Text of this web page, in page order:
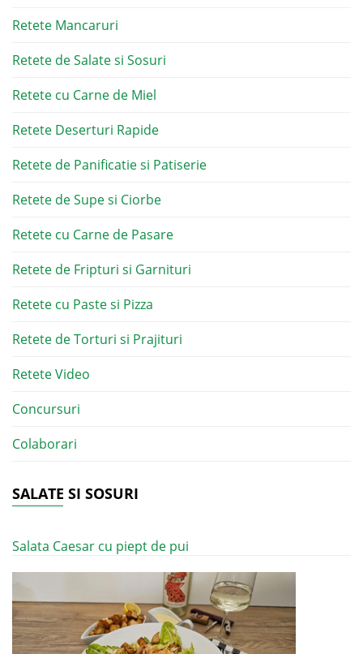
Retete Mancaruri
Retete de Salate si Sosuri
Retete cu Carne de Miel
Retete Deserturi Rapide
Retete de Panificatie si Patiserie
Retete de Supe si Ciorbe
Retete cu Carne de Pasare
Retete de Fripturi si Garnituri
Retete cu Paste si Pizza
Retete de Torturi si Prajituri
Retete Video
Concursuri
Colaborari
SALATE SI SOSURI
Salata Caesar cu piept de pui